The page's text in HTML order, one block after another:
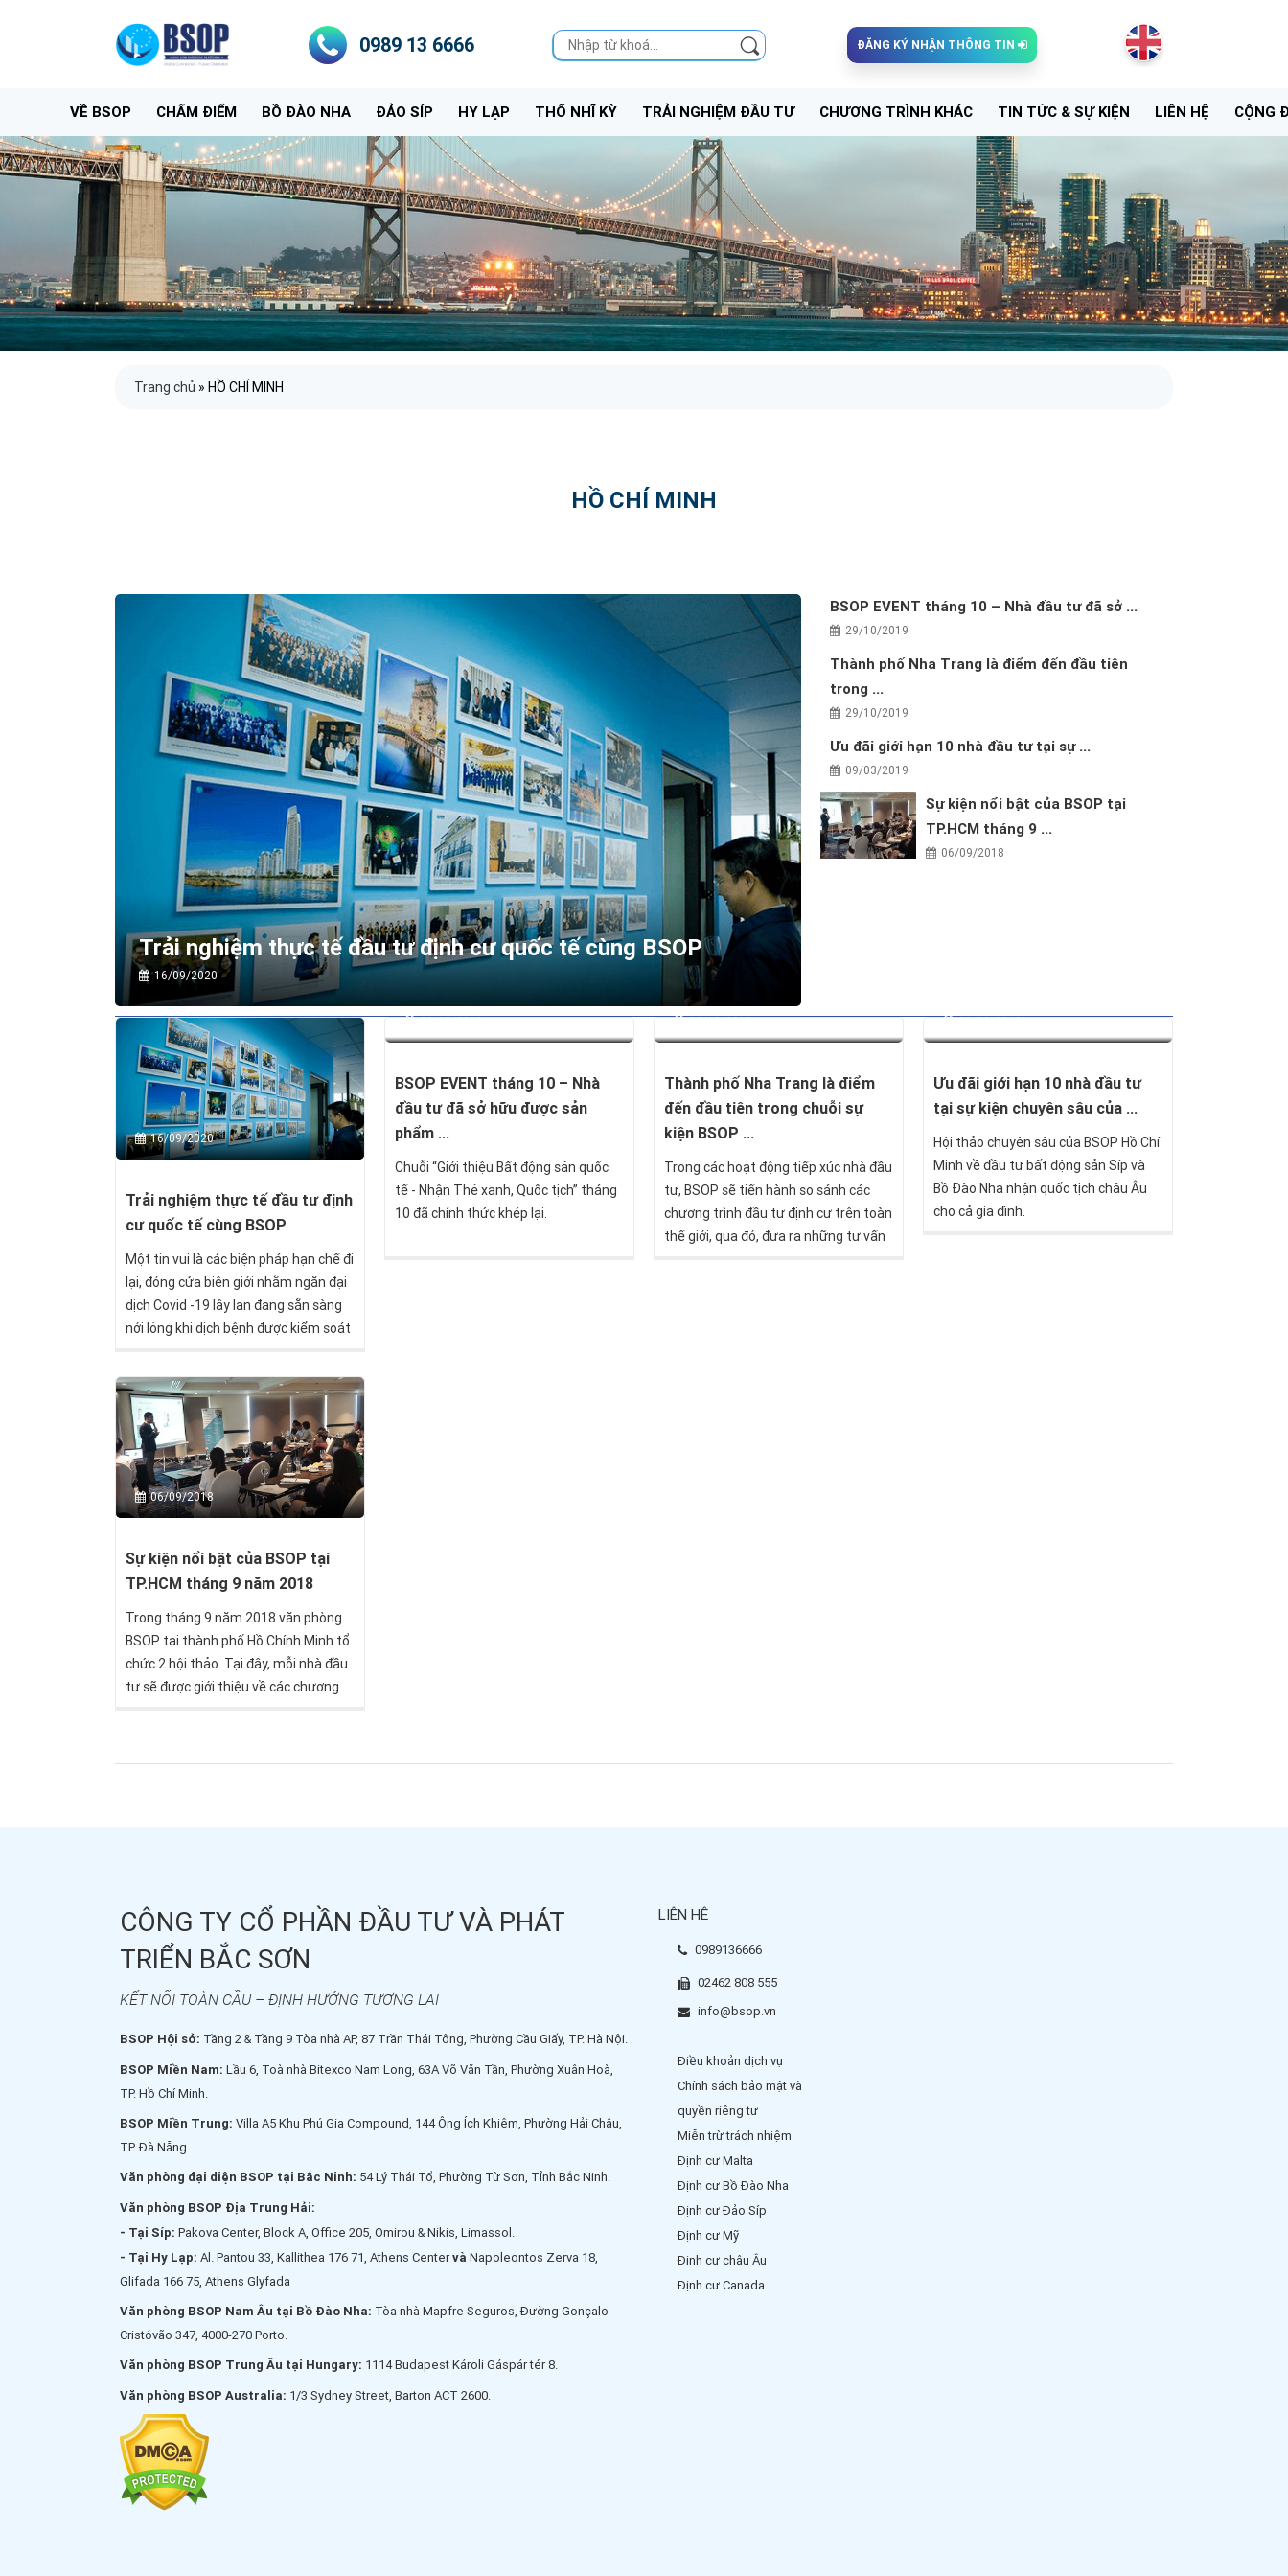
0989 13 6666 ĐĂNG KÝ NHẬN THÔNG TIN
VỀ BSOP CHẤM ĐIỂM BỒ ĐÀO NHA ĐẢO SÍP HY LẠP THỔ NHĨ KỲ TRẢI NGHIỆM ĐẦU TƯ CHƯƠNG TRÌNH KHÁC TIN TỨC & SỰ KIỆN LIÊN HỆ CỘNG
Trang chủ » HỒ CHÍ MINH
HỒ CHÍ MINH
Trải nghiệm thực tế đầu tư định cư quốc tế cùng BSOP
16/09/2020
BSOP EVENT tháng 10 – Nhà đầu tư đã sở ...
29/10/2019
Thành phố Nha Trang là điểm đến đầu tiên
trong ...
29/10/2019
Ưu đãi giới hạn 10 nhà đầu tư tại sự ...
09/03/2019
Sự kiện nổi bật của BSOP tại
TP.HCM tháng 9 ...
06/09/2018
16/09/2020
Trải nghiệm thực tế đầu tư định
cư quốc tế cùng BSOP
Một tin vui là các biện pháp hạn chế đi
lại, đóng cửa biên giới nhằm ngăn đại
dịch Covid -19 lây lan đang sẵn sàng
nới lỏng khi dịch bệnh được kiểm soát
bối cảnh đó, chính phủ các nước đều
tranh thủ điều chỉnh chính sách nhập
cư như là một giải pháp thu hút đầu
tư nước ngoài, giúp khôi phục nền
kinh tế.
29/10/2019
BSOP EVENT tháng 10 – Nhà
đầu tư đã sở hữu được sản
phẩm ...
Chuỗi “Giới thiệu Bất động sản quốc
tế - Nhận Thẻ xanh, Quốc tịch” tháng
10 đã chính thức khép lại.
29/10/2019
Thành phố Nha Trang là điểm
đến đầu tiên trong chuỗi sự
kiện BSOP ...
Trong các hoạt động tiếp xúc nhà đầu
tư, BSOP sẽ tiến hành so sánh các
chương trình đầu tư định cư trên toàn
thế giới, qua đó, đưa ra những tư vấn
09/03/2019
Ưu đãi giới hạn 10 nhà đầu tư
tại sự kiện chuyên sâu của ...
Hội thảo chuyên sâu của BSOP Hồ Chí
Minh về đầu tư bất động sản Síp và
Bồ Đào Nha nhận quốc tịch châu Âu
cho cả gia đình.
06/09/2018
Sự kiện nổi bật của BSOP tại
TP.HCM tháng 9 năm 2018
Trong tháng 9 năm 2018 văn phòng
BSOP tại thành phố Hồ Chính Minh tổ
chức 2 hội thảo. Tại đây, mỗi nhà đầu
tư sẽ được giới thiệu về các chương
CÔNG TY CỔ PHẦN ĐẦU TƯ VÀ PHÁT
TRIỂN BẮC SƠN
KẾT NỐI TOÀN CẦU – ĐỊNH HƯỚNG TƯƠNG LAI
BSOP Hội sở: Tầng 2 & Tầng 9 Tòa nhà AP, 87 Trần Thái Tông, Phường Cầu Giấy, TP. Hà Nội.
BSOP Miền Nam: Lầu 6, Toà nhà Bitexco Nam Long, 63A Võ Văn Tần, Phường Xuân Hoà,
TP. Hồ Chí Minh.
BSOP Miền Trung: Villa A5 Khu Phú Gia Compound, 144 Ông Ích Khiêm, Phường Hải Châu,
TP. Đà Nẵng.
Văn phòng đại diện BSOP tại Bắc Ninh: 54 Lý Thái Tổ, Phường Từ Sơn, Tỉnh Bắc Ninh.
Văn phòng BSOP Địa Trung Hải:
- Tại Síp: Pakova Center, Block A, Office 205, Omirou & Nikis, Limassol.
- Tại Hy Lạp: Al. Pantou 33, Kallithea 176 71, Athens Centervà Napoleontos Zerva 18,
Glifada 166 75, Athens Glyfada
Văn phòng BSOP Nam Âu tại Bồ Đào Nha: Tòa nhà Mapfre Seguros, Đường Gonçalo
Cristóvão 347, 4000-270 Porto.
Văn phòng BSOP Trung Âu tại Hungary: 1114 Budapest Károli Gáspár tér 8.
Văn phòng BSOP Australia: 1/3 Sydney Street, Barton ACT 2600.
LIÊN HỆ
0989136666
02462 808 555
info@bsop.vn
Điều khoản dịch vụ
Chính sách bảo mật và
quyền riêng tư
Miễn trừ trách nhiệm
Định cư Malta
Định cư Bồ Đào Nha
Định cư Đảo Síp
Định cư Mỹ
Định cư châu Âu
Định cư Canada